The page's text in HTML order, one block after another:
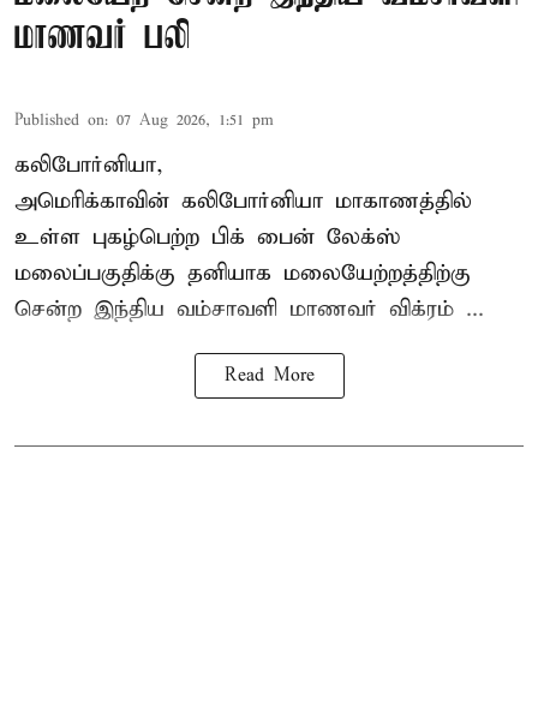
மாணவர் பலி
Published on: 07 Aug 2026, 1:51 pm
கலிபோர்னியா,
அமெரிக்காவின் கலிபோர்னியா மாகாணத்தில்
உள்ள புகழ்பெற்ற பிக் பைன் லேக்ஸ்
மலைப்பகுதிக்கு தனியாக மலையேற்றத்திற்கு
சென்ற இந்திய வம்சாவளி மாணவர் விக்ரம் ...
Read More